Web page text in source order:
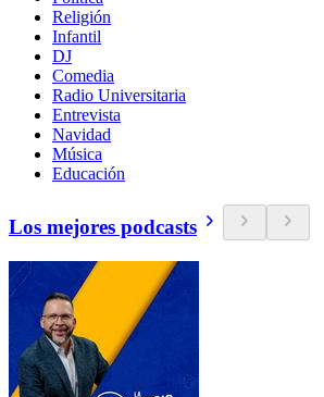
Religión
Infantil
DJ
Comedia
Radio Universitaria
Entrevista
Navidad
Música
Educación
Los mejores podcasts